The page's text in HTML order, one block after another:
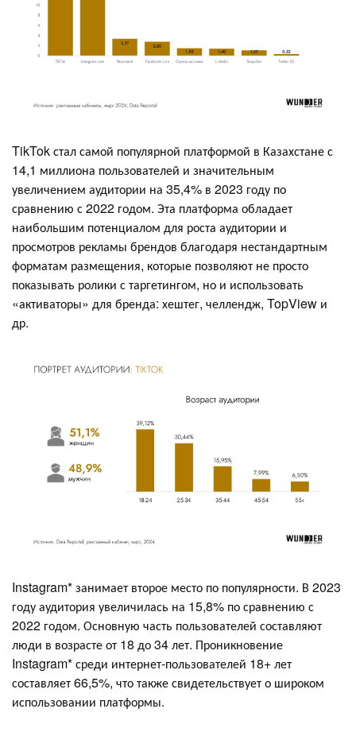
TikTok стал самой популярной платформой в Казахстане с
14,1 миллиона пользователей и значительным
увеличением аудитории на 35,4% в 2023 году по
сравнению с 2022 годом. Эта платформа обладает
наибольшим потенциалом для роста аудитории и
просмотров рекламы брендов благодаря нестандартным
форматам размещения, которые позволяют не просто
показывать ролики с таргетингом, но и использовать
«активаторы» для бренда: хештег, челлендж, TopView и
др.
Instagram* занимает второе место по популярности. В 2023
году аудитория увеличилась на 15,8% по сравнению с
2022 годом. Основную часть пользователей составляют
люди в возрасте от 18 до 34 лет. Проникновение
Instagram* среди интернет-пользователей 18+ лет
составляет 66,5%, что также свидетельствует о широком
использовании платформы​​.